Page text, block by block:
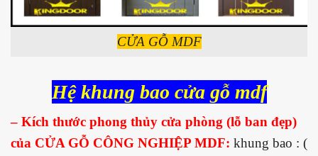
CỬA GỖ MDF
Hệ khung bao cửa gỗ mdf
– Kích thước phong thủy cửa phòng (lỗ ban đẹp)
của CỬA GỖ CÔNG NGHIỆP MDF: khung bao : (